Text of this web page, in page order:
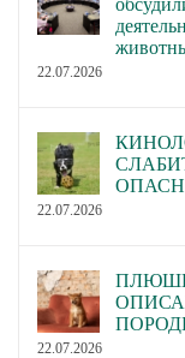
22.07.2026
22.07.2026
22.07.2026